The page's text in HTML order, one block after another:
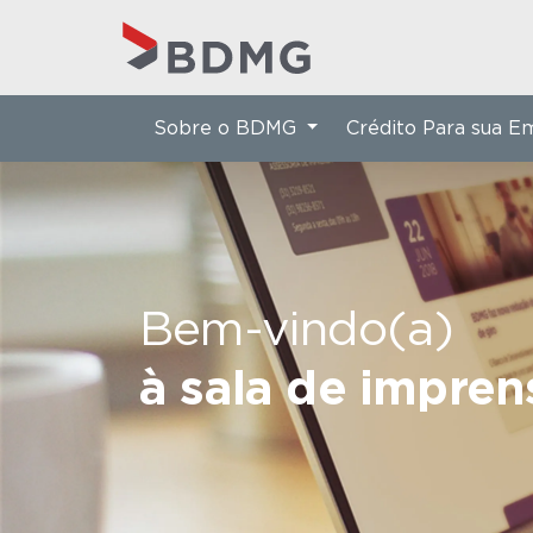
Bem-vindo(a)
à sala de
Sobre o BDMG Crédito Para sua